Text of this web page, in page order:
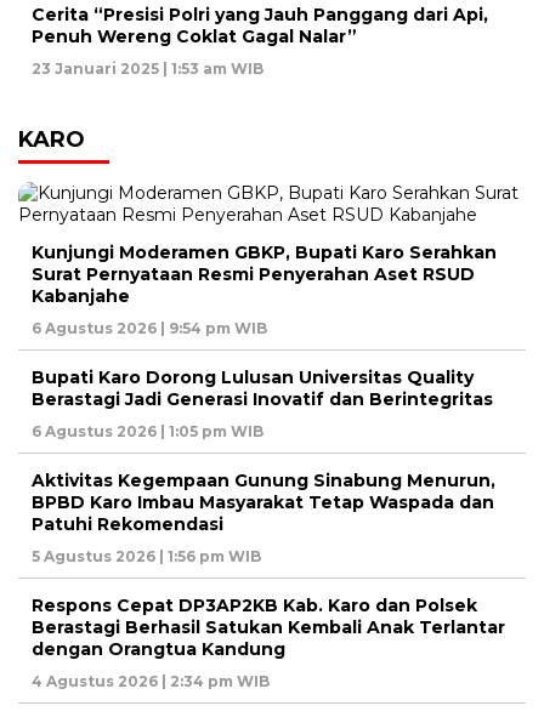
Cerita “Presisi Polri yang Jauh Panggang dari Api,
Penuh Wereng Coklat Gagal Nalar”
23 Januari 2025 | 1:53 am WIB
KARO
Kunjungi Moderamen GBKP, Bupati Karo Serahkan
Surat Pernyataan Resmi Penyerahan Aset RSUD
Kabanjahe
6 Agustus 2026 | 9:54 pm WIB
Bupati Karo Dorong Lulusan Universitas Quality
Berastagi Jadi Generasi Inovatif dan Berintegritas
6 Agustus 2026 | 1:05 pm WIB
Aktivitas Kegempaan Gunung Sinabung Menurun,
BPBD Karo Imbau Masyarakat Tetap Waspada dan
Patuhi Rekomendasi
5 Agustus 2026 | 1:56 pm WIB
Respons Cepat DP3AP2KB Kab. Karo dan Polsek
Berastagi Berhasil Satukan Kembali Anak Terlantar
dengan Orangtua Kandung
4 Agustus 2026 | 2:34 pm WIB